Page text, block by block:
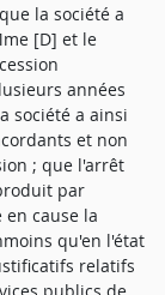
la société a
[D] et le
années
société a ainsi
et non
; que l'arrêt
par
cause la
qu'en l'état
relatifs